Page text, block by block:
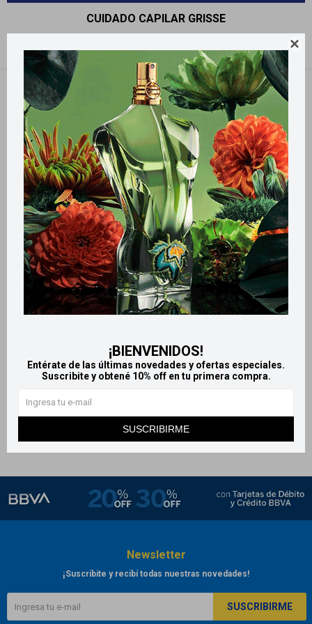

¡BIENVENIDOS!
Entérate de las últimas novedades y ofertas especiales.
Suscribite y obtené 10% off en tu primera compra.
SUSCRIBIRME
CUIDADO CAPILAR GRISSE
Recomendados
Filtrando por: Cuidado Capilar GRISSE Quitar filtros
LlegaMAÑANA
LlegaMAÑANA
$ 220
Newsletter
¡Suscribite y recibí todas nuestras novedades!
SUSCRIBIRME